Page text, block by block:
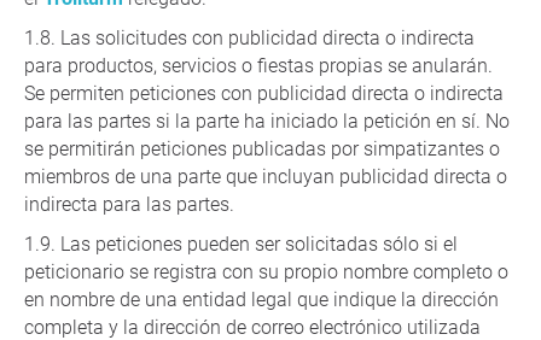
Las solicitudes con publicidad directa o indirecta
para productos, servicios o fiestas propias se anularán.
Se permiten peticiones con publicidad directa o indirecta
para las partes si la parte ha iniciado la petición en sí. No
se permitirán peticiones publicadas por simpatizantes o
miembros de una parte que incluyan publicidad directa o
indirecta para las partes.
Las peticiones pueden ser solicitadas sólo si el
peticionario se registra con su propio nombre completo o
en nombre de una entidad legal que indique la dirección
completa y la dirección de correo electrónico utilizada